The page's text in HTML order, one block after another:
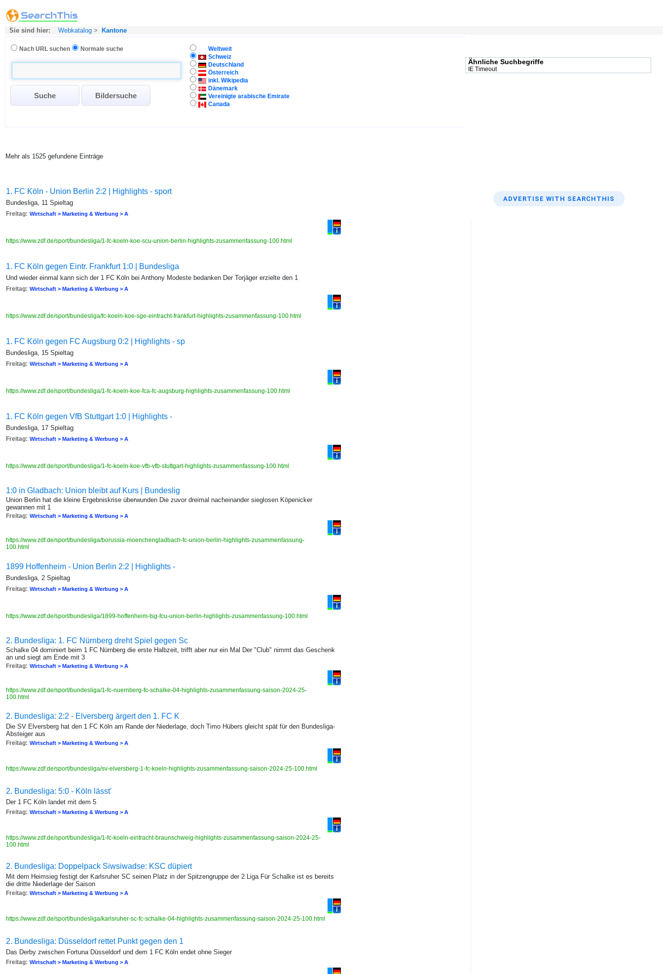
Sie sind hier: Webkatalog > Kantone
Nach URL suchen Normale suche
Weltweit
Schweiz
Deutschland
Österreich
inkl. Wikipedia
Dänemark
Vereinigte arabische Emirate
Canada
Mehr als 1525 gefundene Einträge
1. FC Köln - Union Berlin 2:2 | Highlights - sport
Bundesliga, 11 Spieltag
Freitag: Wirtschaft > Marketing & Werbung > A
https://www.zdf.de/sport/bundesliga/1-fc-koeln-koe-scu-union-berlin-highlights-zusammenfassung-100.html
1. FC Köln gegen Eintr. Frankfurt 1:0 | Bundesliga
Und wieder einmal kann sich der 1 FC Köln bei Anthony Modeste bedanken Der Torjäger erzielte den 1
Freitag: Wirtschaft > Marketing & Werbung > A
https://www.zdf.de/sport/bundesliga/fc-koeln-koe-sge-eintracht-frankfurt-highlights-zusammenfassung-100.html
1. FC Köln gegen FC Augsburg 0:2 | Highlights - sp
Bundesliga, 15 Spieltag
Freitag: Wirtschaft > Marketing & Werbung > A
https://www.zdf.de/sport/bundesliga/1-fc-koeln-koe-fca-fc-augsburg-highlights-zusammenfassung-100.html
1. FC Köln gegen VfB Stuttgart 1:0 | Highlights -
Bundesliga, 17 Spieltag
Freitag: Wirtschaft > Marketing & Werbung > A
https://www.zdf.de/sport/bundesliga/1-fc-koeln-koe-vfb-vfb-stuttgart-highlights-zusammenfassung-100.html
1:0 in Gladbach: Union bleibt auf Kurs | Bundeslig
Union Berlin hat die kleine Ergebniskrise überwunden Die zuvor dreimal nacheinander sieglosen Köpenicker
gewannen mit 1
Freitag: Wirtschaft > Marketing & Werbung > A
https://www.zdf.de/sport/bundesliga/borussia-moenchengladbach-fc-union-berlin-highlights-zusammenfassung-
100.html
1899 Hoffenheim - Union Berlin 2:2 | Highlights -
Bundesliga, 2 Spieltag
Freitag: Wirtschaft > Marketing & Werbung > A
https://www.zdf.de/sport/bundesliga/1899-hoffenheim-tsg-fcu-union-berlin-highlights-zusammenfassung-100.html
2. Bundesliga: 1. FC Nürnberg dreht Spiel gegen Sc
Schalke 04 dominiert beim 1 FC Nürnberg die erste Halbzeit, trifft aber nur ein Mal Der "Club" nimmt das Geschenk
an und siegt am Ende mit 3
Freitag: Wirtschaft > Marketing & Werbung > A
https://www.zdf.de/sport/bundesliga/1-fc-nuernberg-fc-schalke-04-highlights-zusammenfassung-saison-2024-25-
100.html
2. Bundesliga: 2:2 - Elversberg ärgert den 1. FC K
Die SV Elversberg hat den 1 FC Köln am Rande der Niederlage, doch Timo Hübers gleicht spät für den Bundesliga-
Absteiger aus
Freitag: Wirtschaft > Marketing & Werbung > A
https://www.zdf.de/sport/bundesliga/sv-elversberg-1-fc-koeln-highlights-zusammenfassung-saison-2024-25-100.html
2. Bundesliga: 5:0 - Köln lässt'
Der 1 FC Köln landet mit dem 5
Freitag: Wirtschaft > Marketing & Werbung > A
https://www.zdf.de/sport/bundesliga/1-fc-koeln-eintracht-braunschweig-highlights-zusammenfassung-saison-2024-25-
100.html
2. Bundesliga: Doppelpack Siwsiwadse: KSC düpiert
Mit dem Heimsieg festigt der Karlsruher SC seinen Platz in der Spitzengruppe der 2 Liga Für Schalke ist es bereits
die dritte Niederlage der Saison
Freitag: Wirtschaft > Marketing & Werbung > A
https://www.zdf.de/sport/bundesliga/karlsruher-sc-fc-schalke-04-highlights-zusammenfassung-saison-2024-25-100.html
2. Bundesliga: Düsseldorf rettet Punkt gegen den 1
Das Derby zwischen Fortuna Düsseldorf und dem 1 FC Köln endet ohne Sieger
Freitag: Wirtschaft > Marketing & Werbung > A